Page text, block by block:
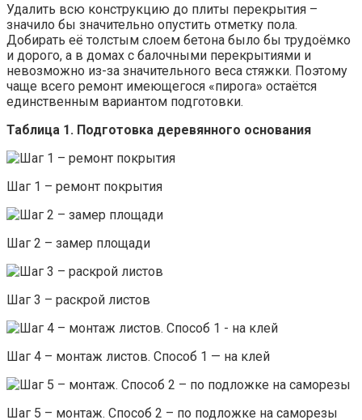
Удалить всю конструкцию до плиты перекрытия –
значило бы значительно опустить отметку пола.
Добирать её толстым слоем бетона было бы трудоёмко
и дорого, а в домах с балочными перекрытиями и
невозможно из-за значительного веса стяжки. Поэтому
чаще всего ремонт имеющегося «пирога» остаётся
единственным вариантом подготовки.
Таблица 1. Подготовка деревянного основания
Шаг 1 – ремонт покрытия
Шаг 2 – замер площади
Шаг 3 – раскрой листов
Шаг 4 – монтаж листов. Способ 1 — на клей
Шаг 5 – монтаж. Способ 2 – по подложке на саморезы